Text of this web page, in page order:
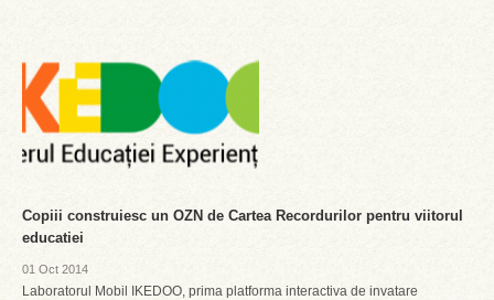
Copiii construiesc un OZN de Cartea Recordurilor pentru viitorul
educatiei
01 Oct 2014
Laboratorul Mobil IKEDOO, prima platforma interactiva de invatare